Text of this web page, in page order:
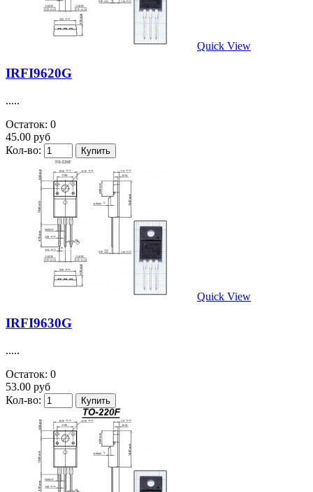
Quick View
IRFI9620G
.....
Остаток: 0
45.00 руб
Кол-во:
Quick View
IRFI9630G
.....
Остаток: 0
53.00 руб
Кол-во: